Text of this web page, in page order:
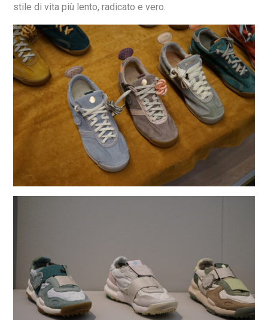
stile di vita più lento, radicato e vero.